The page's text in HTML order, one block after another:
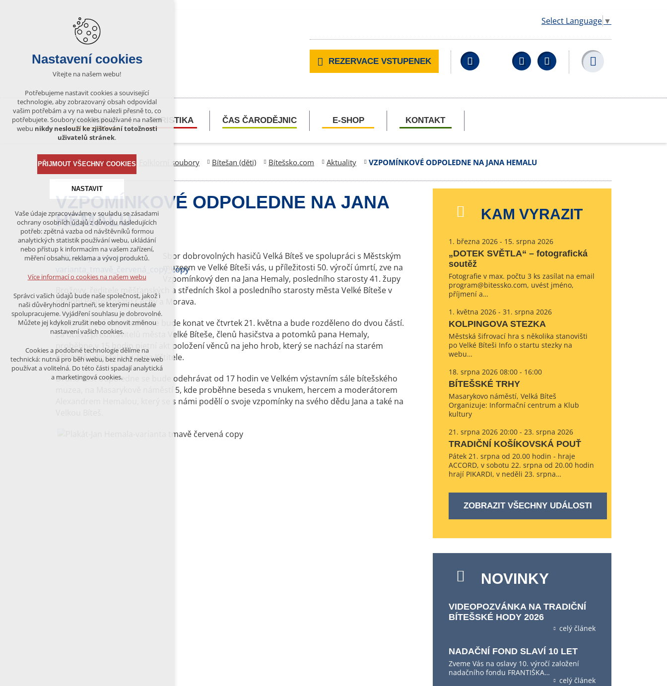
Select Language ▼
REZERVACE VSTUPENEK Facebook YouTubeWikipedia
KULTURA TURISTIKA ČAS ČARODĚJNIC E-SHOP KONTAKT
Bítešsko Kultura Folklorní soubory Bítešan (děti) Bítešsko.com Aktuality VZPOMÍNKOVÉ ODPOLEDNE NA JANA HEMALU
VZPOMÍNKOVÉ ODPOLEDNE NA JANA
HEMALU
14.5.2026
Sbor dobrovolných hasičů Velká Bíteš ve spolupráci s Městským
muzeem ve Velké Bíteši vás, u příležitosti 50. výročí úmrtí, zve na
Vzpomínkový den na Jana Hemaly, posledního starosty 41. župy
Brožovy, ředitele měšťanských a středních škol a posledního starosty města Velké Bíteše v
období Protektorátu Čechy a Morava.
Vzpomínkové odpoledne se bude konat ve čtvrtek 21. května a bude rozděleno do dvou částí.
Za účasti představitelů města Velké Bíteše, členů hasičstva a potomků pana Hemaly,
proběhne v 15 hodin pietní akt položení věnců na jeho hrob, který se nachází na starém
hřbitově u kostela sv. Jana Křtitele.
Druhá část odpoledne se bude odehrávat od 17 hodin ve Velkém výstavním sále bítešského
muzea, na Masarykově náměstí 5, kde proběhne beseda s vnukem, hercem a moderátorem
Alexandrem Hemalou, který se s námi podělí o svoje vzpomínky na svého dědu Jana a také na
KAM VYRAZIT
1. března 2026 - 15. srpna 2026
„DOTEK SVĚTLA“ – fotografická
soutěž
Fotografie v max. počtu 3 ks zasílat na email
program@bitessko.com, uvést jméno,
příjmení a…
1. května 2026 - 31. srpna 2026
KOLPINGOVA STEZKA
Městská šifrovací hra s několika stanovišti
po Velké Bíteši Info o startu stezky na
webu…
18. srpna 2026 08:00 - 16:00
BÍTEŠSKÉ TRHY
Masarykovo náměstí, Velká Bíteš
Organizuje: Informační centrum a Klub
kultury
21. srpna 2026 20:00 - 23. srpna 2026
TRADIČNÍ KOŠÍKOVSKÁ POUŤ
Pátek 21. srpna od 20.00 hodin - hraje
ACCORD, v sobotu 22. srpna od 20.00 hodin
hrají PIKARDI, v neděli 23. srpna…
ZOBRAZIT VŠECHNY UDÁLOSTI
NOVINKY
VIDEOPOZVÁNKA NA TRADIČNÍ
BÍTEŠSKÉ HODY 2026
celý článek
NADAČNÍ FOND SLAVÍ 10 LET
Zveme Vás na oslavy 10. výročí založení
nadačního fondu FRANTIŠKA…
celý článek
Nastavení cookies
Vítejte na našem webu!
Potřebujeme nastavit cookies a související
technologie, aby zobrazovaný obsah odpovídal
vašim potřebám a vy na webu nalezli přesně to, co
potřebujete. Soubory cookies používané na našem
webu nikdy neslouží ke zjišťování totožnosti
uživatelů stránek.
PŘIJMOUT VŠECHNY COOKIES
NASTAVIT
Technická cookies
nutná pro provozování webu
udržení kontextu stránek (session):
případná přihlášení, volby jazyka, apod.
analytická pro anonymizované
vyhodnocení návštěvnosti
marketingová cookies (Google)
Více informací o cookies na našem webu
ODMÍTNOUT VŠE
Vaše údaje zpracováváme v souladu se zásadami
ochrany osobních údajů z důvodu následujících
potřeb: zpětná vazba od návštěvníků formou
analytických statistik používání webu, ukládání
nebo přístup k informacím na vašem zařízení,
měření obsahu, reklama a vývoj produktů.
Více informací o cookies na našem webu
Správci vašich údajů bude naše společnost, jakož i
naši důvěryhodní partneři, se kterými neustále
spolupracujeme. Vyjádření souhlasu je dobrovolné.
Můžete jej kdykoli zrušit nebo obnovit změnou
nastavení vašich cookies.
Cookies a podobné technologie dělíme na
technická: nutná pro běh webu, bez nichž nelze web
používat a volitelná. Do této části spadají analytická
a marketingová cookies.